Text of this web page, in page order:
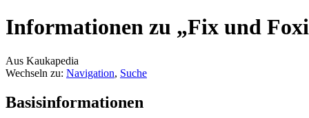
Informationen zu „Fix und
Aus Kaukapedia
Wechseln zu: Navigation, Suche
Basisinformationen